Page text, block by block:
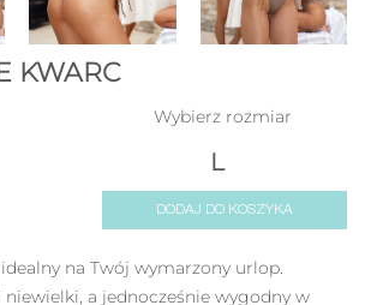
KWARC
Wybierz rozmiar
L
DODAJ DO KOSZYKA
na Twój wymarzony urlop.
a jednocześnie wygodny w